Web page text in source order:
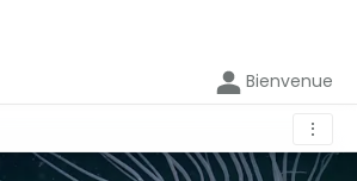
Bienvenue
⋮